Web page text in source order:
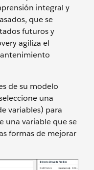
integral y
que se
futuros y
agiliza el
de su modelo
una
variables) para
una variable que se
formas de mejorar